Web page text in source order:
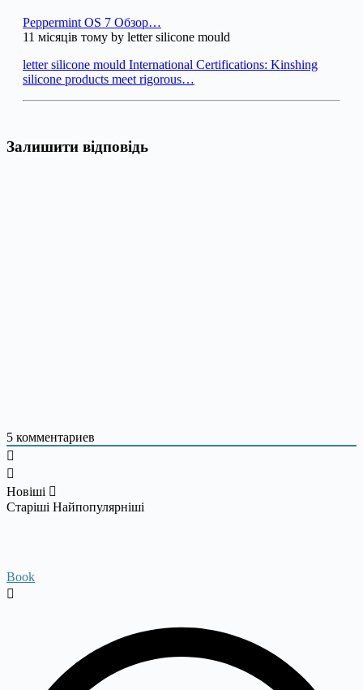
Peppermint OS 7 Обзор…
11 місяців тому by letter silicone mould
letter silicone mould International Certifications: Kinshing
silicone products meet rigorous…
Залишити відповідь
5 комментариев
Новіші
Старіші Найпопулярніші
Book